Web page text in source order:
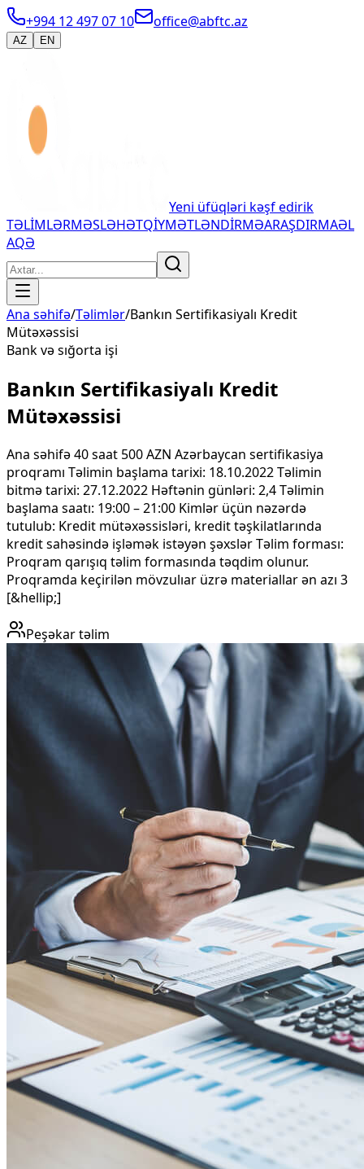
+994 12 497 07 10 office@abftc.az
AZ EN
Yeni üfüqləri kəşf edirik
TƏLİMLƏRMƏSLƏHƏTQİYMƏTLƏNDİRMƏARAŞDIRMAƏL
AQƏ
Ana səhifə/Təlimlər/Bankın Sertifikasiyalı Kredit
Mütəxəssisi
Bank və sığorta işi
Bankın Sertifikasiyalı Kredit
Mütəxəssisi
Ana səhifə 40 saat 500 AZN Azərbaycan sertifikasiya
proqramı Təlimin başlama tarixi: 18.10.2022 Təlimin
bitmə tarixi: 27.12.2022 Həftənin günləri: 2,4 Təlimin
başlama saatı: 19:00 – 21:00 Kimlər üçün nəzərdə
tutulub: Kredit mütəxəssisləri, kredit təşkilatlarında
kredit sahəsində işləmək istəyən şəxslər Təlim forması:
Proqram qarışıq təlim formasında təqdim olunur.
Proqramda keçirilən mövzulıar üzrə materiallar ən azı 3
[&hellip;]
Peşəkar təlim